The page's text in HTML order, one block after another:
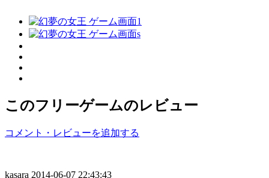
このフリーゲームのレビュー
コメント・レビューを追加する
kasara 2014-06-07 22:43:43